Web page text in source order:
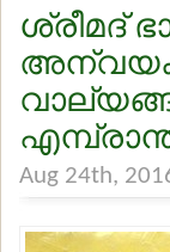
ശ്രീമദ്
Aug 24th,